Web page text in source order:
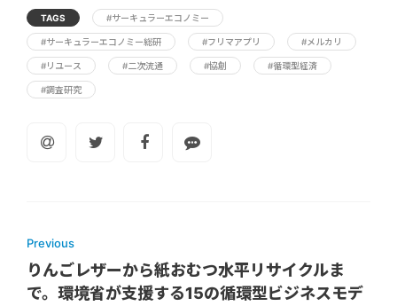
TAGS #サーキュラーエコノミー
#サーキュラーエコノミー総研 #フリマアプリ #メルカリ
#リユース #二次流通 #協創 #循環型経済
#調査研究
Previous
りんごレザーから紙おむつ水平リサイクルま
で。環境省が支援する15の循環型ビジネスモデ